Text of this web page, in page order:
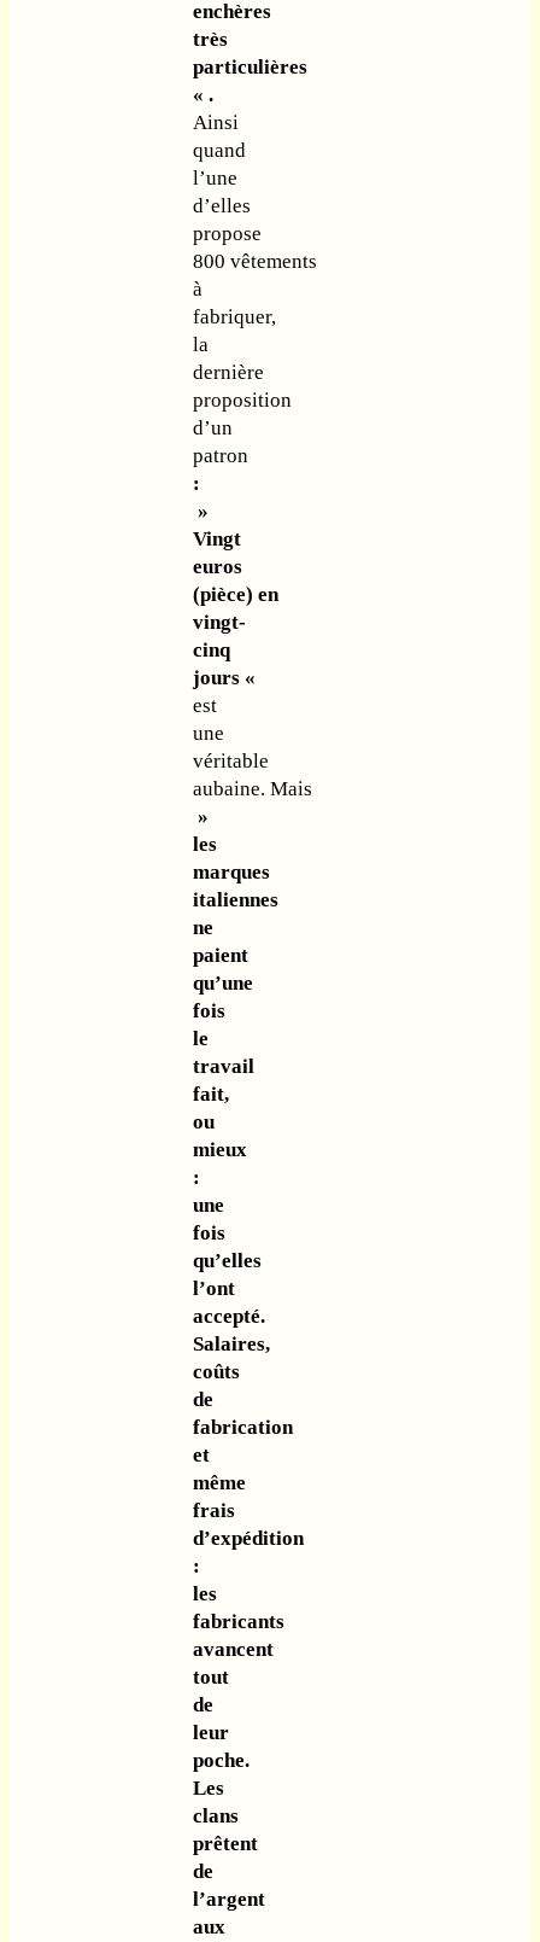
enchères
très
particulières
« .
Ainsi
quand
l’une
d’elles
propose
800 vêtements
à
fabriquer,
la
dernière
proposition
d’un
patron
:
»
Vingt
euros
(pièce) en
vingt-
cinq
jours «
est
une
véritable
aubaine. Mais
»
les
marques
italiennes
ne
paient
qu’une
fois
le
travail
fait,
ou
mieux
:
une
fois
qu’elles
l’ont
accepté.
Salaires,
coûts
de
fabrication
et
même
frais
d’expédition
:
les
fabricants
avancent
tout
de
leur
poche.
Les
clans
prêtent
de
l’argent
aux